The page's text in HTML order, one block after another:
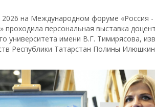
на Международном форуме «Россия
проходила персональная выставка
университета имени В.Г. Тимирясова,
Республики Татарстан Полины